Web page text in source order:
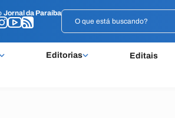
Jornal da Paraíba
Editorias Editais
Jornal da Paraíba